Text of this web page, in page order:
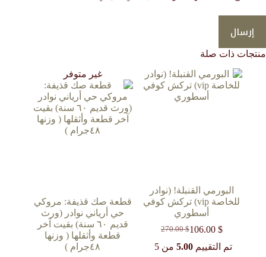
إرسال
منتجات ذات صلة
البورمي القنبلة! (نوادر
للخاصة vip) تركش كوفي
أسطوري
270.00$
السعر
الأصلي
106.00 $
السعر
الحالي تم التقييم 5.00من 5
غير متوفر
قطعة صك قذيفة: مروكي
حي أرياني نوادر (ورث
قديم ٦٠ سنة) بقيت آخر
قطعة وأثقلها ( وزنها
٤٨جرام )